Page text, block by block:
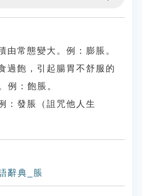
由常態變大。例：膨脹。
過飽，引起腸胃不舒服的
例：飽脹。
：發脹（詛咒他人生
辭典_脹